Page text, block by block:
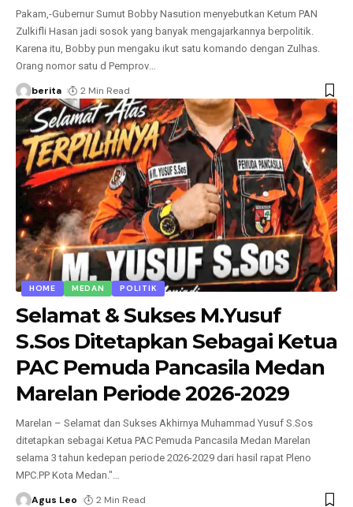
Pakam,-Gubernur Sumut Bobby Nasution menyebutkan Ketum PAN
Zulkifli Hasan jadi sosok yang banyak mengajarkannya berpolitik.
Karena itu, Bobby pun mengaku ikut satu komando dengan Zulhas.
Orang nomor satu d Pemprov
berita 2 Min Read
HOME MEDAN POLITIK
Selamat & Sukses M.Yusuf
S.Sos Ditetapkan Sebagai Ketua
PAC Pemuda Pancasila Medan
Marelan Periode 2026-2029
Marelan – Selamat dan Sukses Akhirnya Muhammad Yusuf S.Sos
ditetapkan sebagai Ketua PAC Pemuda Pancasila Medan Marelan
selama 3 tahun kedepan periode 2026-2029 dari hasil rapat Pleno
MPC.PP Kota Medan."
Agus Leo 2 Min Read